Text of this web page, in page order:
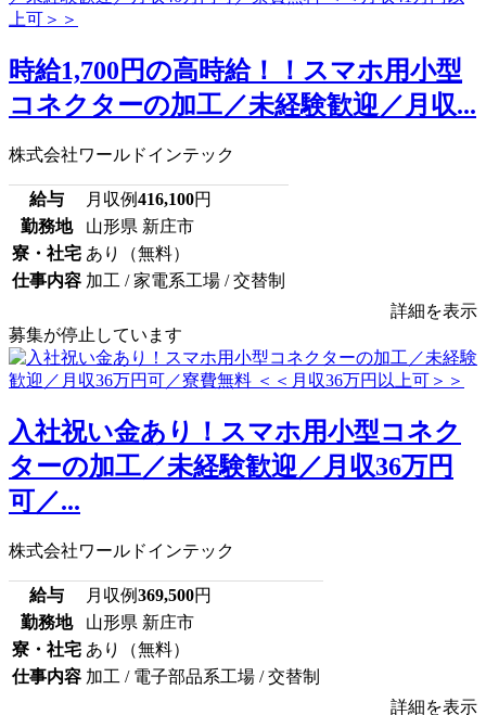
時給1,700円の高時給！！スマホ用小型
コネクターの加工／未経験歓迎／月収...
株式会社ワールドインテック
給与 月収例416,100円
勤務地
山形県 新庄市
寮・社宅 あり（無料）
仕事内容 加工 / 家電系工場 / 交替制
詳細を表示
募集が停止しています
入社祝い金あり！スマホ用小型コネク
ターの加工／未経験歓迎／月収36万円
可／...
株式会社ワールドインテック
給与 月収例369,500円
勤務地
山形県 新庄市
寮・社宅 あり（無料）
仕事内容 加工 / 電子部品系工場 / 交替制
詳細を表示